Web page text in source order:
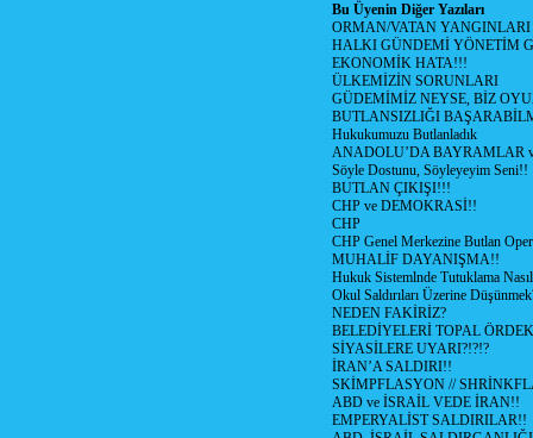
Bu Üyenin Diğer Yazıları
ORMAN/VATAN
HALKI GÜNDEMİ YÖNETİM
EKONOMİK HATA!!!
ÜLKEMİZİN SORUNLARI
GÜDEMİMİZ NEYSE, BİZ
BUTLANSIZLIĞI
Hukukumuzu Butlanladık
ANADOLU’DA BAYRAMLAR
Söyle Dostunu, Söyleyeyim Seni!!
BUTLAN ÇIKIŞI!!!
CHP ve DEMOKRASİ!!
CHP
CHP Genel Merkezine Butlan
MUHALİF DAYANIŞMA!!
Hukuk Sistemlnde Tutuklama
Okul Saldırıları Üzerine
NEDEN FAKİRİZ?
BELEDİYELERİ TOPAL
SİYASİLERE UYARI?!?!?
İRAN’A SALDIRI!!
SKİMPFLASYON //
ABD ve İSRAİL VEDE İRAN!!
EMPERYALİST SALDIRILAR!!